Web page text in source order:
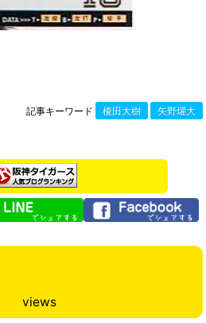
記事キーワード 榎田大樹 矢野燿大
views